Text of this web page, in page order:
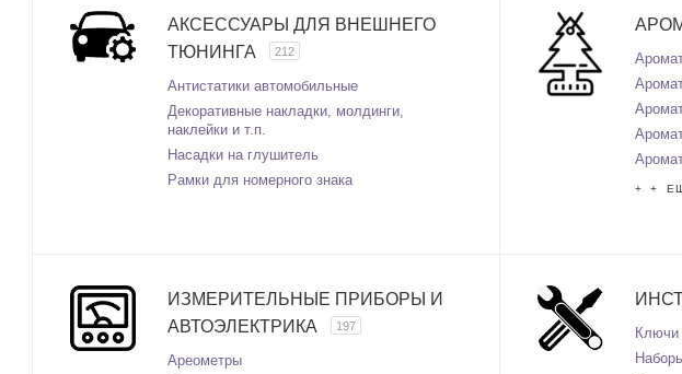
АКСЕССУАРЫ ДЛЯ ВНЕШНЕГО
ТЮНИНГА
212
Антистатики автомобильные
Декоративные накладки, молдинги,
наклейки и т.п.
Насадки на глушитель
Рамки для номерного знака
+ +
ИЗМЕРИТЕЛЬНЫЕ ПРИБОРЫ И
АВТОЭЛЕКТРИКА
197
Ареометры
Ключи